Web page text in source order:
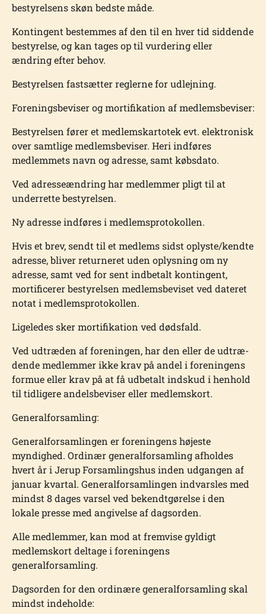
bestyrelsens skøn bedste måde.
Kontingent bestemmes af den til en hver tid siddende
bestyrelse, og kan tages op til vurdering eller
ændring efter behov.
Bestyrelsen fastsætter reglerne for udlejning.
Foreningsbeviser og mortifikation af medlemsbeviser:
Bestyrelsen fører et medlemskartotek evt. elektronisk
over samtlige medlemsbeviser. Heri indføres
medlemmets navn og adresse, samt købsdato.
Ved adresseændring har medlemmer pligt til at
underrette bestyrelsen.
Ny adresse indføres i medlemsprotokollen.
Hvis et brev, sendt til et medlems sidst oplyste/kendte
adresse, bliver returneret uden oplysning om ny
adresse, samt ved for sent indbetalt kontingent,
mortificerer bestyrelsen medlemsbeviset ved dateret
notat i medlemsprotokollen.
Ligeledes sker mortifikation ved dødsfald.
Ved udtræden af foreningen, har den eller de udtræ­
dende medlemmer ikke krav på andel i foreningens
formue eller krav på at få udbetalt indskud i henhold
til tidligere andelsbeviser eller medlemskort.
Generalforsamling:
Generalforsamlingen er foreningens højeste
myndighed. Ordinær generalforsamling af­holdes
hvert år i Jerup Forsamlingshus inden udgangen af
januar kvartal. Generalforsamlin­gen indvarsles med
mindst 8 dages varsel ved bekendtgørelse i den
lokale presse med angivelse af dagsorden.
Alle medlemmer, kan mod at fremvise gyldigt
medlemskort deltage i foreningens
generalforsamling.
Dagsorden for den ordinære generalforsamling skal
mindst indeholde: